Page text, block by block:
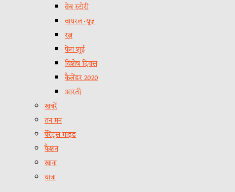
वेब स्टोरी
वायरल न्यूज़
रत्न
फेंग शुई
विशेष दिवस
कैलेंडर 2020
आरती
खबरें
तन मन
पेरेंट्स गाइड
फैशन
खाना
यात्रा